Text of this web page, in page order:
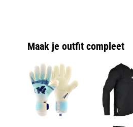
Maak je outfit compleet